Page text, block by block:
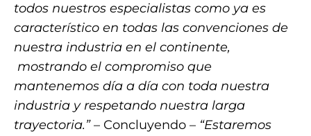
todos nuestros especialistas como ya es
característico en todas las convenciones de
nuestra industria en el continente,
mostrando el compromiso que
mantenemos día a día con toda nuestra
industria y respetando nuestra larga
trayectoria.”– Concluyendo – “Estaremos